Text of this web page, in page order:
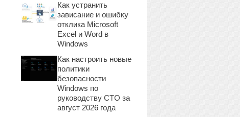
Как устранить
зависание и ошибку
отклика Microsoft
Excel и Word в
Windows
Как настроить новые
политики
безопасности
Windows по
руководству CTO за
август 2026 года